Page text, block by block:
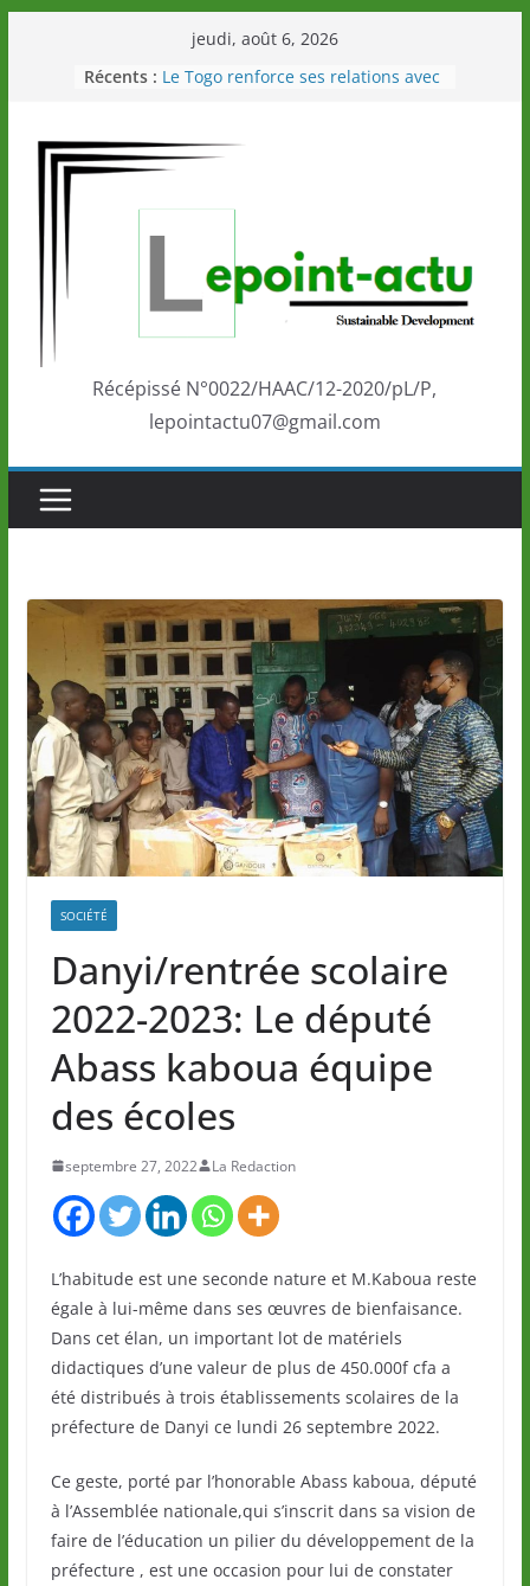
jeudi, août 6, 2026
Récents : Le Togo renforce ses relations avec
Éléphants en Côte d’Ivoire
LOTO DETENTE”, un nouveau tirage
marque de confiance au Togo sur
la scène internationale au-delà des
performances de ses athlètes
Togo: Que retenir de la politique
éducation et de l’ambition de
Récépissé N°0022/HAAC/12-2020/pL/P,
lepointactu07@gmail.com
SOCIÉTÉ
Danyi/rentrée scolaire
2022-2023: Le député
Abass kaboua équipe
des écoles
septembre 27, 2022 La Redaction
L’habitude est une seconde nature et M.Kaboua reste
égale à lui-même dans ses œuvres de bienfaisance.
Dans cet élan, un important lot de matériels
didactiques d’une valeur de plus de 450.000f cfa a
été distribués à trois établissements scolaires de la
préfecture de Danyi ce lundi 26 septembre 2022.
Ce geste, porté par l’honorable Abass kaboua, député
à l’Assemblée nationale,qui s’inscrit dans sa vision de
faire de l’éducation un pilier du développement de la
préfecture , est une occasion pour lui de constater